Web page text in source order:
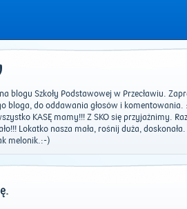
blogu Szkoły Podstawowej w Przecławiu.
bloga, do oddawania głosów i komentowania.
KASĘ mamy!!! Z SKO się przyjaźnimy.
Lokatko nasza mała, rośnij duża,
melonik.:-)